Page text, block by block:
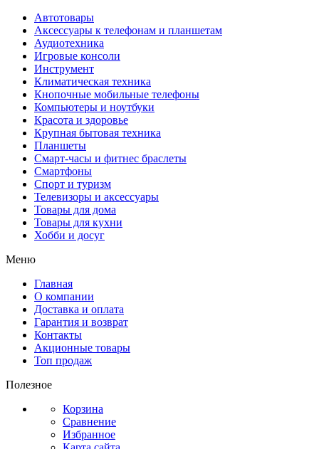
Автотовары
Аксессуары к телефонам и планшетам
Аудиотехника
Игровые консоли
Инструмент
Климатическая техника
Кнопочные мобильные телефоны
Компьютеры и ноутбуки
Красота и здоровье
Крупная бытовая техника
Планшеты
Смарт-часы и фитнес браслеты
Смартфоны
Спорт и туризм
Телевизоры и аксессуары
Товары для дома
Товары для кухни
Хобби и досуг
Меню
Главная
О компании
Доставка и оплата
Гарантия и возврат
Контакты
Акционные товары
Топ продаж
Полезное
Корзина
Сравнение
Избранное